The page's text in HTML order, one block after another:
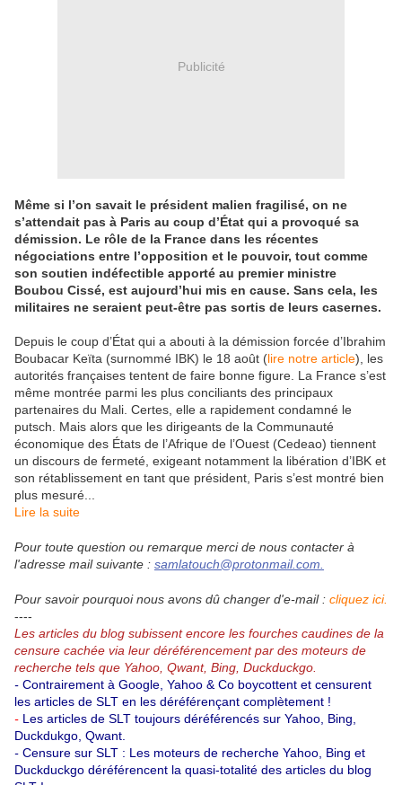
Publicité
Même si l’on savait le président malien fragilisé, on ne
s’attendait pas à Paris au coup d’État qui a provoqué sa
démission. Le rôle de la France dans les récentes
négociations entre l’opposition et le pouvoir, tout comme
son soutien indéfectible apporté au premier ministre
Boubou Cissé, est aujourd’hui mis en cause. Sans cela, les
militaires ne seraient peut-être pas sortis de leurs casernes.
Depuis le coup d’État qui a abouti à la démission forcée d’Ibrahim
Boubacar Keïta (surnommé IBK) le 18 août (lire notre article), les
autorités françaises tentent de faire bonne figure. La France s’est
même montrée parmi les plus conciliants des principaux
partenaires du Mali. Certes, elle a rapidement condamné le
putsch. Mais alors que les dirigeants de la Communauté
économique des États de l’Afrique de l’Ouest (Cedeao) tiennent
un discours de fermeté, exigeant notamment la libération d’IBK et
son rétablissement en tant que président, Paris s’est montré bien
plus mesuré...
Lire la suite
Pour toute question ou remarque merci de nous contacter à
l'adresse mail suivante : samlatouch@protonmail.com.
Pour savoir pourquoi nous avons dû changer d'e-mail : cliquez ici.
----
Les articles du blog subissent encore les fourches caudines de la
censure cachée via leur déréférencement par des moteurs de
recherche tels que Yahoo, Qwant, Bing, Duckduckgo.
- Contrairement à Google, Yahoo & Co boycottent et censurent
les articles de SLT en les déréférençant complètement !
- Les articles de SLT toujours déréférencés sur Yahoo, Bing,
Duckdukgo, Qwant.
- Censure sur SLT : Les moteurs de recherche Yahoo, Bing et
Duckduckgo déréférencent la quasi-totalité des articles du blog